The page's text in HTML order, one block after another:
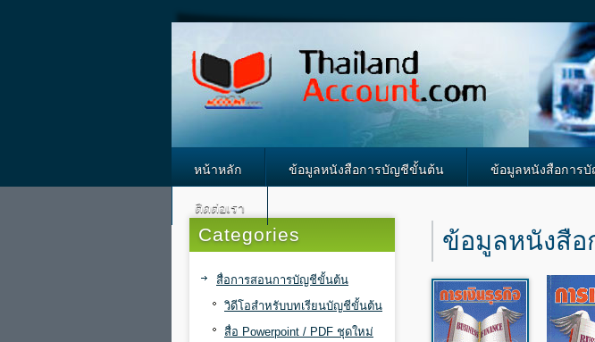
หน้าหลัก ข้อมูลหนังสือการบัญชีขั้นต้น ข้อมูลหนังสือการ
ติดต่อเรา
Categories
สื่อการสอนการบัญชีขั้นต้น
วิดีโอสำหรับบทเรียนบัญชีขั้นต้น
สื่อ Powerpoint / PDF ชุดใหม่
ข้อมูลหนังสือ